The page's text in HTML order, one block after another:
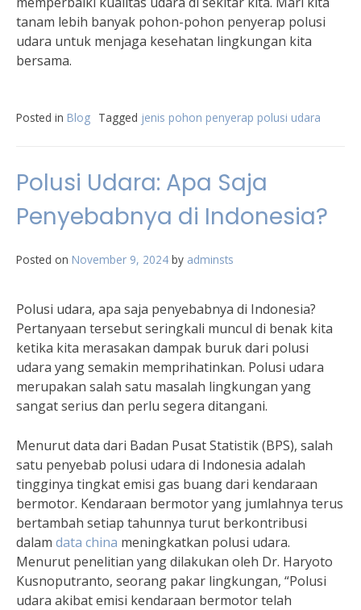
tanam lebih banyak pohon-pohon penyerap polusi
udara untuk menjaga kesehatan lingkungan kita
bersama.
Posted in Blog Tagged jenis pohon penyerap polusi udara
Polusi Udara: Apa Saja
Penyebabnya di Indonesia?
Posted on November 9, 2024 by adminsts
Polusi udara, apa saja penyebabnya di Indonesia?
Pertanyaan tersebut seringkali muncul di benak kita
ketika kita merasakan dampak buruk dari polusi
udara yang semakin memprihatinkan. Polusi udara
merupakan salah satu masalah lingkungan yang
sangat serius dan perlu segera ditangani.
Menurut data dari Badan Pusat Statistik (BPS), salah
satu penyebab polusi udara di Indonesia adalah
tingginya tingkat emisi gas buang dari kendaraan
bermotor. Kendaraan bermotor yang jumlahnya terus
bertambah setiap tahunnya turut berkontribusi
dalam data china meningkatkan polusi udara.
Menurut penelitian yang dilakukan oleh Dr. Haryoto
Kusnoputranto, seorang pakar lingkungan, “Polusi
udara akibat emisi kendaraan bermotor telah